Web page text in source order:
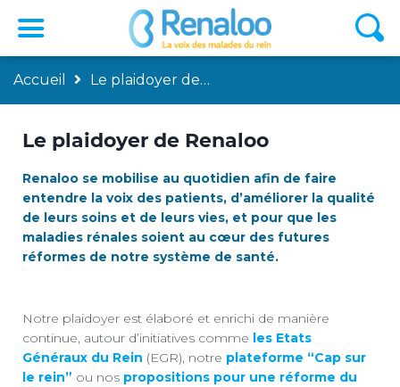
Accueil Le plaidoyer de…
Le plaidoyer de Renaloo
Renaloo se mobilise au quotidien afin de faire
entendre la voix des patients, d’améliorer la qualité
de leurs soins et de leurs vies, et pour que les
maladies rénales soient au cœur des futures
réformes de notre système de santé.
Notre plaidoyer est élaboré et enrichi de manière
continue, autour d’initiatives comme les Etats
Généraux du Rein (EGR), notre plateforme “Cap sur
le rein” ou nos propositions pour une réforme du